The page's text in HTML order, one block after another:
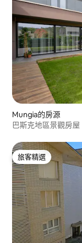
Mungia的房源
巴斯克地區景觀房屋
旅客精選
旅客精選